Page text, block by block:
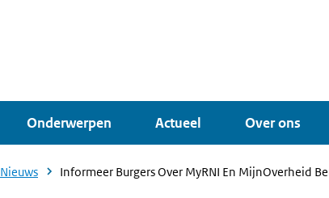
Onderwerpen Actueel Over ons
Nieuws Informeer Burgers Over MyRNI En MijnOverheid